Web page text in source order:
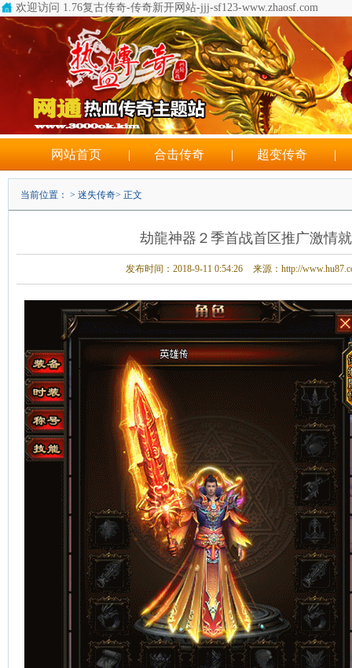
欢迎访问 1.76复古传奇-传奇新开网站-jjj-sf123-www.zhaosf.com
网站首页 | 合击传奇 | 超变传奇 |
当前位置： > 迷失传奇> 正文
劫龍神器２季首战首区推广激情
发布时间：2018-9-11 0:54:26 来源：http://